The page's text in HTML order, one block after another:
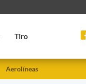
Tiro
Aerolíneas